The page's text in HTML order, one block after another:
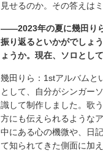
見せるのか。その答えは
――2023年の夏に幾田り
振り返るといかがでしょ
ょうか。現在、ソロとし
幾田りら：1stアルバムと
として、自分がシンガー
識して制作しました。歌
方にも伝えられるような
中にある心の機微や、日
て知られてきた側面に加